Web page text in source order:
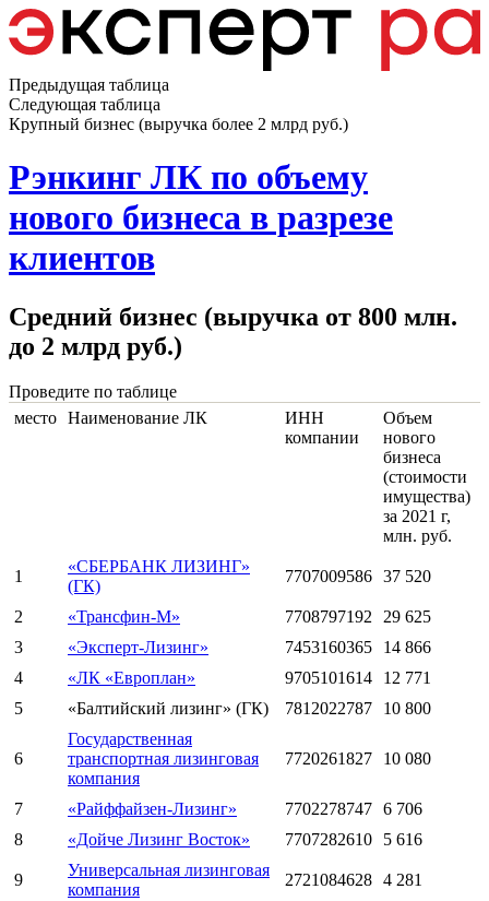
Предыдущая таблица
Следующая таблица
Крупный бизнес (выручка более 2 млрд руб.)
Рэнкинг ЛК по объему
нового бизнеса в разрезе
клиентов
Средний бизнес (выручка от 800 млн.
до 2 млрд руб.)
Проведите по таблице
место Наименование ЛК
ИНН
компании
Объем
нового
бизнеса
(стоимости
имущества)
за 2021 г,
млн. руб.
1
«СБЕРБАНК ЛИЗИНГ»
(ГК)
7707009586 37 520
2 «Трансфин-М» 7708797192 29 625
3
«Эксперт-Лизинг» 7453160365
14 866
4
«ЛК «Европлан» 9705101614
12 771
5
«Балтийский лизинг» (ГК) 7812022787 10 800
6
Государственная
транспортная лизинговая
компания
7720261827 10 080
7 «Райффайзен-Лизинг» 7702278747 6 706
8
«Дойче Лизинг Восток» 7707282610 5 616
9
Универсальная лизинговая
компания
2721084628 4 281